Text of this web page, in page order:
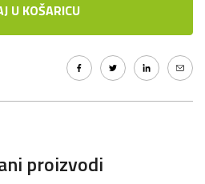
U KOŠARICU
proizvodi